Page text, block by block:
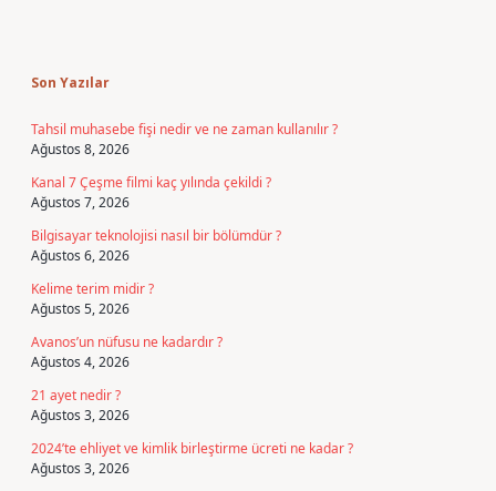
Son Yazılar
Tahsil muhasebe fişi nedir ve ne zaman kullanılır ?
Ağustos 8, 2026
Kanal 7 Çeşme filmi kaç yılında çekildi ?
Ağustos 7, 2026
Bilgisayar teknolojisi nasıl bir bölümdür ?
Ağustos 6, 2026
Kelime terim midir ?
Ağustos 5, 2026
Avanos’un nüfusu ne kadardır ?
Ağustos 4, 2026
21 ayet nedir ?
Ağustos 3, 2026
2024’te ehliyet ve kimlik birleştirme ücreti ne kadar ?
Ağustos 3, 2026